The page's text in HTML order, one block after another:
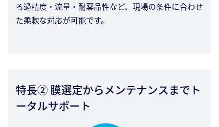
ろ過精度・流量・耐薬品性など、現場の条件に合わせ
た柔軟な対応が可能です。
特長② 膜選定からメンテナンスまでト
ータルサポート